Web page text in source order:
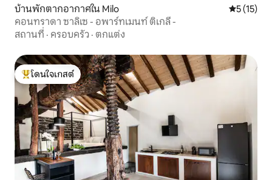
บ้านพักตากอากาศใน Milo คะแนนเฉลี่
5 (15)
คอนทราดา ซาลิเซ - อพาร์ทเมนท์ ติเกลี -
สถานที่ · ครอบครัว · ตกแต่ง
โดนใจเกสต์ที่สุด
โดนใจเกสต์